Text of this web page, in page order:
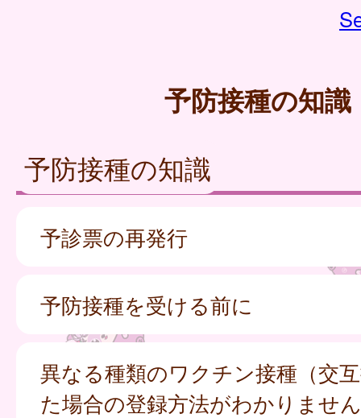
予防接種の知識
予防接種の知識
予診票の再発行
予防接種を受ける前に
異なる種類のワクチン接種（交
た場合の登録方法がわかりません